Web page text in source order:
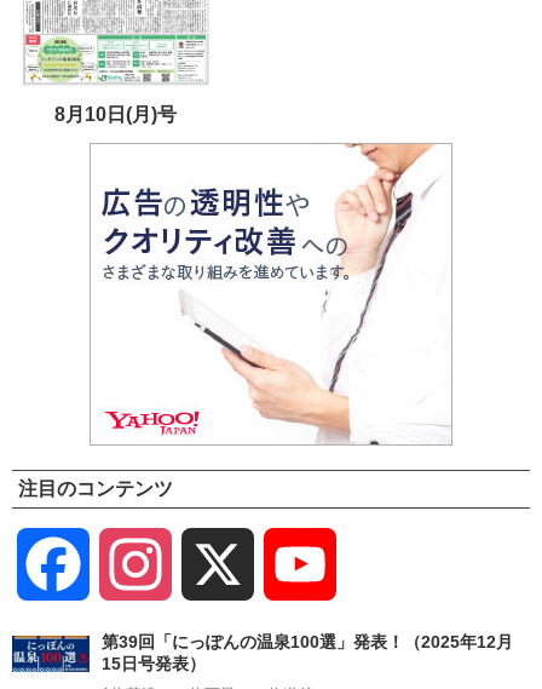
8月10日(月)号
注目のコンテンツ
Facebook Instagram
Channel
第39回「にっぽんの温泉100選」発表！（2025年12月
15日号発表）